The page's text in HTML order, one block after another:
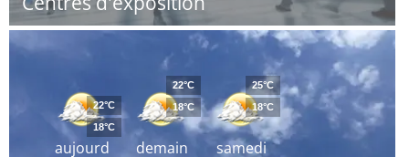
aujourd
22°C
18°C
demain
22°C
18°C
samedi
25°C
18°C